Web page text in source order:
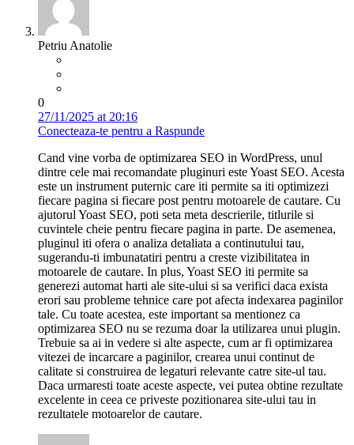
Petriu Anatolie
0
27/11/2025 at 20:16
Conecteaza-te pentru a Raspunde
Cand vine vorba de optimizarea SEO in WordPress, unul
dintre cele mai recomandate pluginuri este Yoast SEO. Acesta
este un instrument puternic care iti permite sa iti optimizezi
fiecare pagina si fiecare post pentru motoarele de cautare. Cu
ajutorul Yoast SEO, poti seta meta descrierile, titlurile si
cuvintele cheie pentru fiecare pagina in parte. De asemenea,
pluginul iti ofera o analiza detaliata a continutului tau,
sugerandu-ti imbunatatiri pentru a creste vizibilitatea in
motoarele de cautare. In plus, Yoast SEO iti permite sa
generezi automat harti ale site-ului si sa verifici daca exista
erori sau probleme tehnice care pot afecta indexarea paginilor
tale. Cu toate acestea, este important sa mentionez ca
optimizarea SEO nu se rezuma doar la utilizarea unui plugin.
Trebuie sa ai in vedere si alte aspecte, cum ar fi optimizarea
vitezei de incarcare a paginilor, crearea unui continut de
calitate si construirea de legaturi relevante catre site-ul tau.
Daca urmaresti toate aceste aspecte, vei putea obtine rezultate
excelente in ceea ce priveste pozitionarea site-ului tau in
rezultatele motoarelor de cautare.